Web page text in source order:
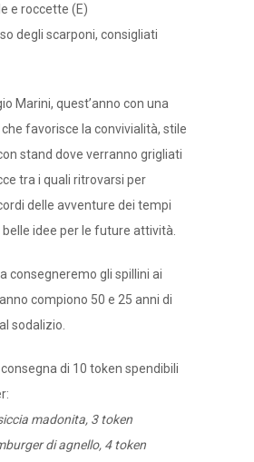
e roccette (E)
degli scarponi, consigliati
Marini, quest’anno con una
favorisce la convivialità, stile
stand dove verranno grigliati
tra i quali ritrovarsi per
delle avventure dei tempi
idee per le future attività.
consegneremo gli spillini ai
compiono 50 e 25 anni di
sodalizio.
di 10 token spendibili
madonita, 3 token
di agnello, 4 token